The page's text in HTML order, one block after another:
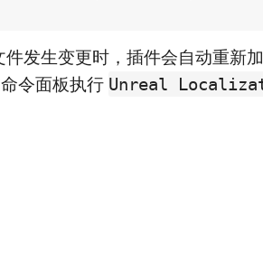
件发生变更时，插件会自动重新
令面板执行 Unreal